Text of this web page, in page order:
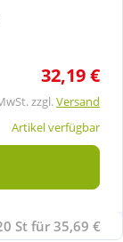
32,19 €
zzgl.Versand
Artikel verfügbar
St für 35,69 €